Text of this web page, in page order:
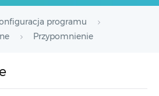
programu
Przypomnienie